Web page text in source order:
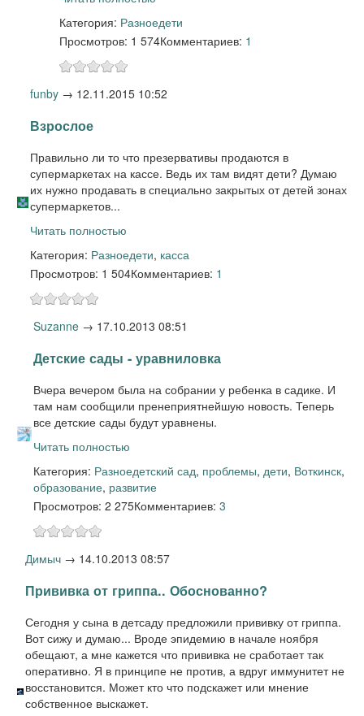
Категория: Разноедети
Просмотров: 1 574Комментариев: 1
funby → 12.11.2015 10:52
Взрослое
Правильно ли то что презервативы продаются в
супермаркетах на кассе. Ведь их там видят дети? Думаю
их нужно продавать в специально закрытых от детей зонах
супермаркетов...
Читать полностью
Категория: Разноедети, касса
Просмотров: 1 504Комментариев: 1
Suzanne → 17.10.2013 08:51
Детские сады - уравниловка
Вчера вечером была на собрании у ребенка в садике. И
там нам сообщили пренеприятнейшую новость. Теперь
все детские сады будут уравнены.
Читать полностью
Категория: Разноедетский сад, проблемы, дети, Воткинск,
образование, развитие
Просмотров: 2 275Комментариев: 3
Димыч → 14.10.2013 08:57
Прививка от гриппа.. Обоснованно?
Сегодня у сына в детсаду предложили прививку от гриппа.
Вот сижу и думаю... Вроде эпидемию в начале ноября
обещают, а мне кажется что прививка не сработает так
оперативно. Я в принципе не против, а вдруг иммунитет не
восстановится. Может кто что подскажет или мнение
собственное выскажет.